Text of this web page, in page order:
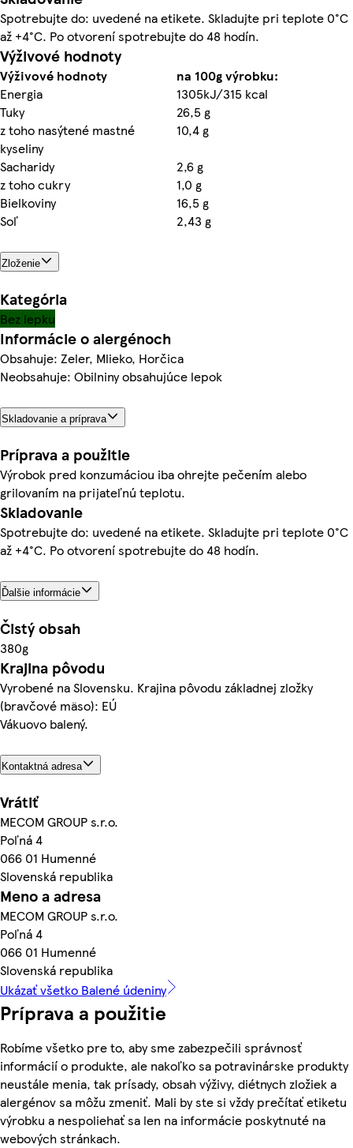
Spotrebujte do: uvedené na etikete. Skladujte pri teplote 0°C
až +4°C. Po otvorení spotrebujte do 48 hodín.
Výživové hodnoty
Výživové hodnoty
na 100g výrobku:
Energia
1305kJ/315 kcal
Tuky
26,5 g
z toho nasýtené mastné
kyseliny
10,4 g
Sacharidy
2,6 g
z toho cukry
1,0 g
Bielkoviny
16,5 g
Soľ
2,43 g
Zloženie
Kategória
Bez lepku
Informácie o alergénoch
Obsahuje: Zeler, Mlieko, Horčica
Neobsahuje: Obilniny obsahujúce lepok
Skladovanie a príprava
Príprava a použitie
Výrobok pred konzumáciou iba ohrejte pečením alebo
grilovaním na prijateľnú teplotu.
Skladovanie
Spotrebujte do: uvedené na etikete. Skladujte pri teplote 0°C
až +4°C. Po otvorení spotrebujte do 48 hodín.
Ďalšie informácie
Čistý obsah
380g
Krajina pôvodu
Vyrobené na Slovensku. Krajina pôvodu základnej zložky
(bravčové mäso): EÚ
Vákuovo balený.
Kontaktná adresa
Vrátiť
MECOM GROUP s.r.o.
Poľná 4
066 01 Humenné
Slovenská republika
Meno a adresa
MECOM GROUP s.r.o.
Poľná 4
066 01 Humenné
Slovenská republika
Ukázať všetko Balené údeniny
Príprava a použitie
Robíme všetko pre to, aby sme zabezpečili správnosť
informácií o produkte, ale nakoľko sa potravinárske produkty
neustále menia, tak prísady, obsah výživy, diétnych zložiek a
alergénov sa môžu zmeniť. Mali by ste si vždy prečítať etiketu
výrobku a nespoliehať sa len na informácie poskytnuté na
webových stránkach.